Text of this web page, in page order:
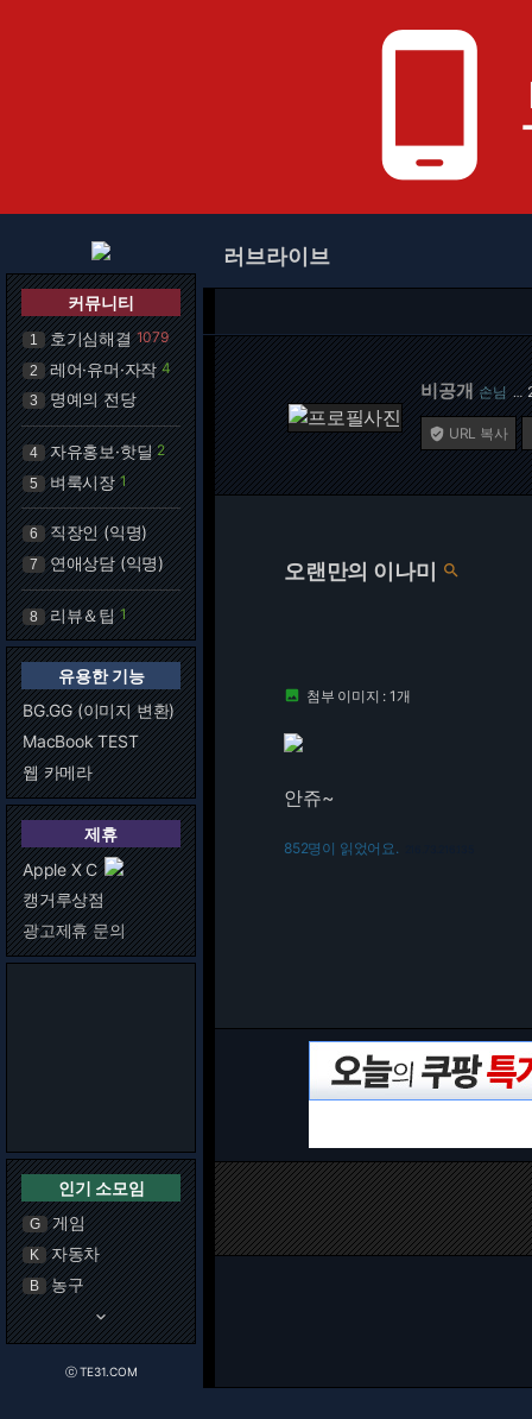
phone_android
커뮤니티
1 호기심해결 1079
2 레어·유머·자작 4
3 명예의 전당
4 자유홍보·핫딜 2
5 벼룩시장 1
6 직장인 (익명)
7 연애상담 (익명)
8 리뷰＆팁 1
유용한 기능
BG.GG (이미지 변환)
MacBook TEST
웹 카메라
제휴
Apple X C
캥거루상점
광고제휴 문의
인기 소모임
G 게임
K 자동차
B 농구
keyboard_arrow_down
ⓒ TE31.COM
러브라이브
비공개 손님 …
 URL 복사
오랜만의 이나미 
 첨부 이미지 : 1개
안쥬~
852명이 읽었어요.